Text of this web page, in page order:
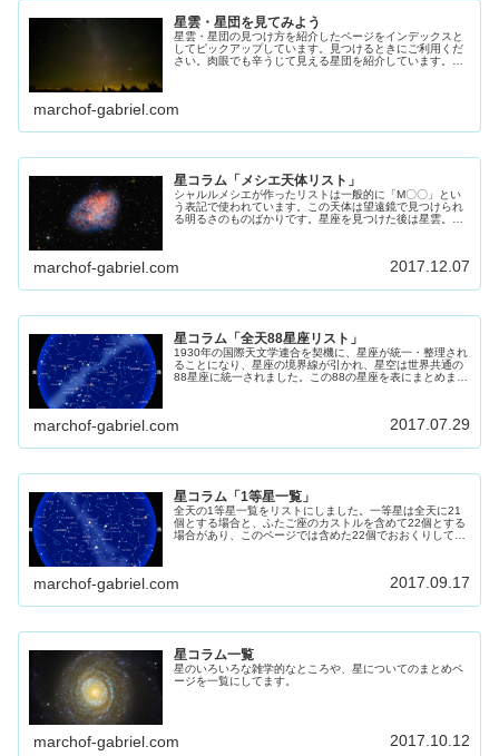
星雲・星団を見てみよう
星雲・星団の見つけ方を紹介したページをインデックスと
してピックアップしています。見つけるときにご利用くだ
さい。肉眼でも辛うじて見える星団を紹介しています。よ
marchof-gabriel.com
星コラム「メシエ天体リスト」
シャルルメシエが作ったリストは一般的に「M〇〇」とい
う表記で使われています。この天体は望遠鏡で見つけられ
る明るさのものばかりです。星座を見つけた後は星雲。星
marchof-gabriel.com 2017.12.07
星コラム「全天88星座リスト」
1930年の国際天文学連合を契機に、星座が統一・整理され
ることになり、星座の境界線が引かれ、星空は世界共通の
88星座に統一されました。この88の星座を表にまとめまし
marchof-gabriel.com 2017.07.29
星コラム「1等星一覧」
全天の1等星一覧をリストにしました。一等星は全天に21
個とする場合と、ふたご座のカストルを含めて22個とする
場合があり、このページでは含めた22個でおおくりしてま
marchof-gabriel.com 2017.09.17
星コラム一覧
星のいろいろな雑学的なところや、星についてのまとめペ
ージを一覧にしてます。
marchof-gabriel.com 2017.10.12